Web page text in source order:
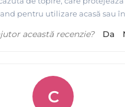
pentru utilizare acasă sau
această recenzie? Da
C